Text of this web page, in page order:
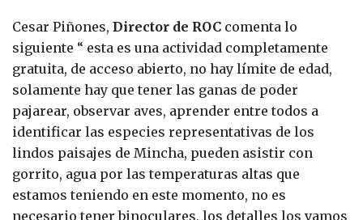
Cesar Piñones, Director de ROC comenta lo
siguiente “ esta es una actividad completamente
gratuita, de acceso abierto, no hay límite de edad,
solamente hay que tener las ganas de poder
pajarear, observar aves, aprender entre todos a
identificar las especies representativas de los
lindos paisajes de Mincha, pueden asistir con
gorrito, agua por las temperaturas altas que
estamos teniendo en este momento, no es
necesario tener binoculares, los detalles los vamos